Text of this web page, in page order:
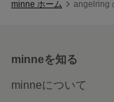
minne ホーム angelring
minneを知る
minneについて